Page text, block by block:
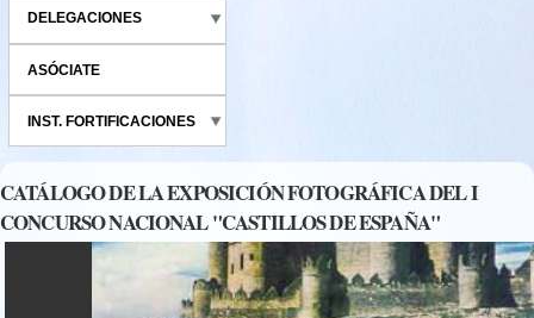
DELEGACIONES
ASÓCIATE
INST. FORTIFICACIONES
CATÁLOGO DE LA EXPOSICIÓN FOTOGRÁFICA DEL I
CONCURSO NACIONAL "CASTILLOS DE ESPAÑA"